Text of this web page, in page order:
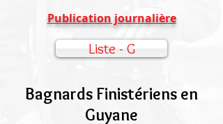
Publication journalière
Liste - G
Bagnards Finistériens en
Guyane